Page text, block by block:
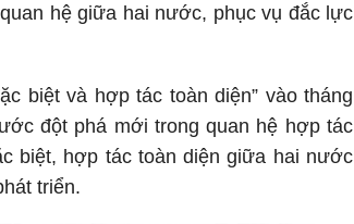
hệ giữa hai nước, phục vụ đắc lực
biệt và hợp tác toàn diện” vào tháng
đột phá mới trong quan hệ hợp tác
biệt, hợp tác toàn diện giữa hai nước
triển.